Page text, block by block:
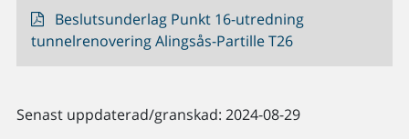
Beslutsunderlag Punkt 16-utredning
tunnelrenovering Alingsås-Partille T26
Senast uppdaterad/granskad: 2024-08-29